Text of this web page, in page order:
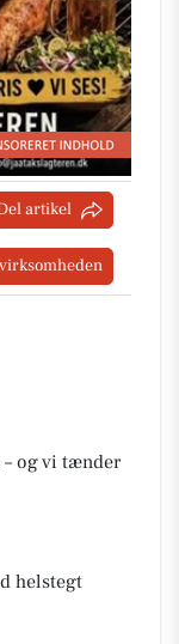
artikel
– og vi tænder
helstegt